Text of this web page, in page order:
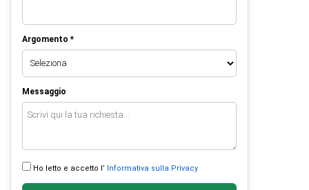
Argomento *
Messaggio
Ho letto e accetto l’ Informativa sulla Privacy